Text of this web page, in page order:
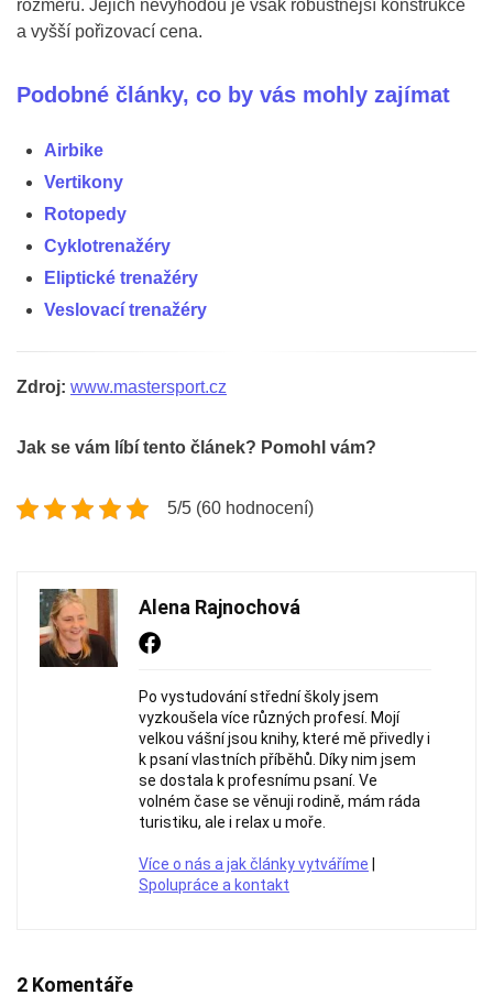
rozměrů. Jejich nevýhodou je však robustnější konstrukce
a vyšší pořizovací cena.
Podobné články, co by vás mohly zajímat
Airbike
Vertikony
Rotopedy
Cyklotrenažéry
Eliptické trenažéry
Veslovací trenažéry
Zdroj: www.mastersport.cz
Jak se vám líbí tento článek? Pomohl vám?
5/5 (60 hodnocení)
Alena Rajnochová
Po vystudování střední školy jsem
vyzkoušela více různých profesí. Mojí
velkou vášní jsou knihy, které mě přivedly i
k psaní vlastních příběhů. Díky nim jsem
se dostala k profesnímu psaní. Ve
volném čase se věnuji rodině, mám ráda
turistiku, ale i relax u moře.
Více o nás a jak články vytváříme
Spolupráce a kontakt
2 Komentáře